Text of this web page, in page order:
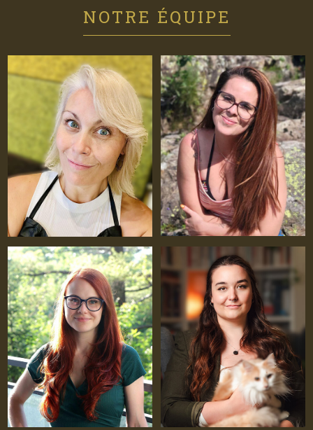
NOTRE ÉQUIPE